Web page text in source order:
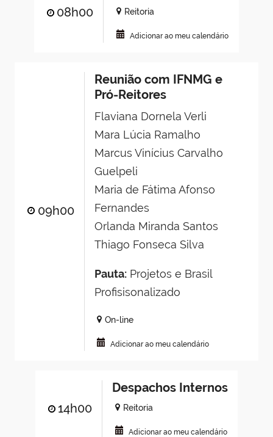
08h00 Reitoria
Adicionar ao meu calendário
09h00
Reunião com IFNMG e
Pró-Reitores
Flaviana Dornela Verli
Mara Lúcia Ramalho
Marcus Vinícius Carvalho
Guelpeli
Maria de Fátima Afonso
Fernandes
Orlanda Miranda Santos
Thiago Fonseca Silva
Pauta:Projetos e Brasil
Profisisonalizado
On-line
Adicionar ao meu calendário
14h00
Despachos Internos
Reitoria
Adicionar ao meu calendário